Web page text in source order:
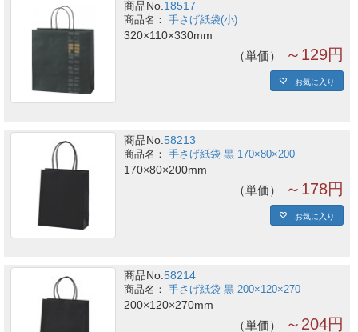
商品No. 18517
手さげ紙袋(小)
320×110×330mm
単価 ～129円
お気に入り
商品No.58213
手さげ紙袋 黒 170×80×200
170×80×200mm
単価 ～178円
お気に入り
商品No.58214
手さげ紙袋 黒 200×120×270
200×120×270mm
単価 ～204円